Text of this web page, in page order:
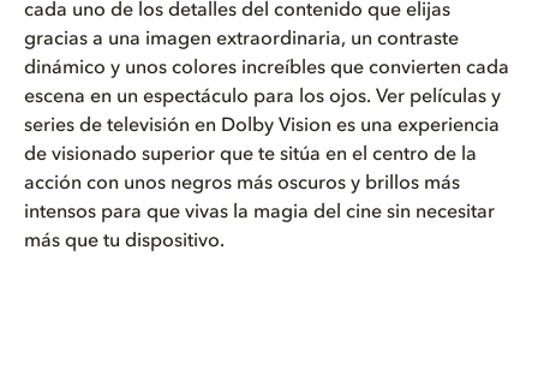
cada uno de los detalles del contenido que elijas
gracias a una imagen extraordinaria, un contraste
dinámico y unos colores increíbles que convierten cada
escena en un espectáculo para los ojos. Ver películas y
series de televisión en Dolby Vision es una experiencia
de visionado superior que te sitúa en el centro de la
acción con unos negros más oscuros y brillos más
intensos para que vivas la magia del cine sin necesitar
más que tu dispositivo.